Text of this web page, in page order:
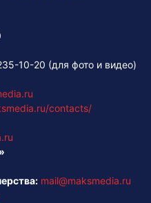
10-20 (для фото и видео)
contacts/
mail@maksmedia.ru